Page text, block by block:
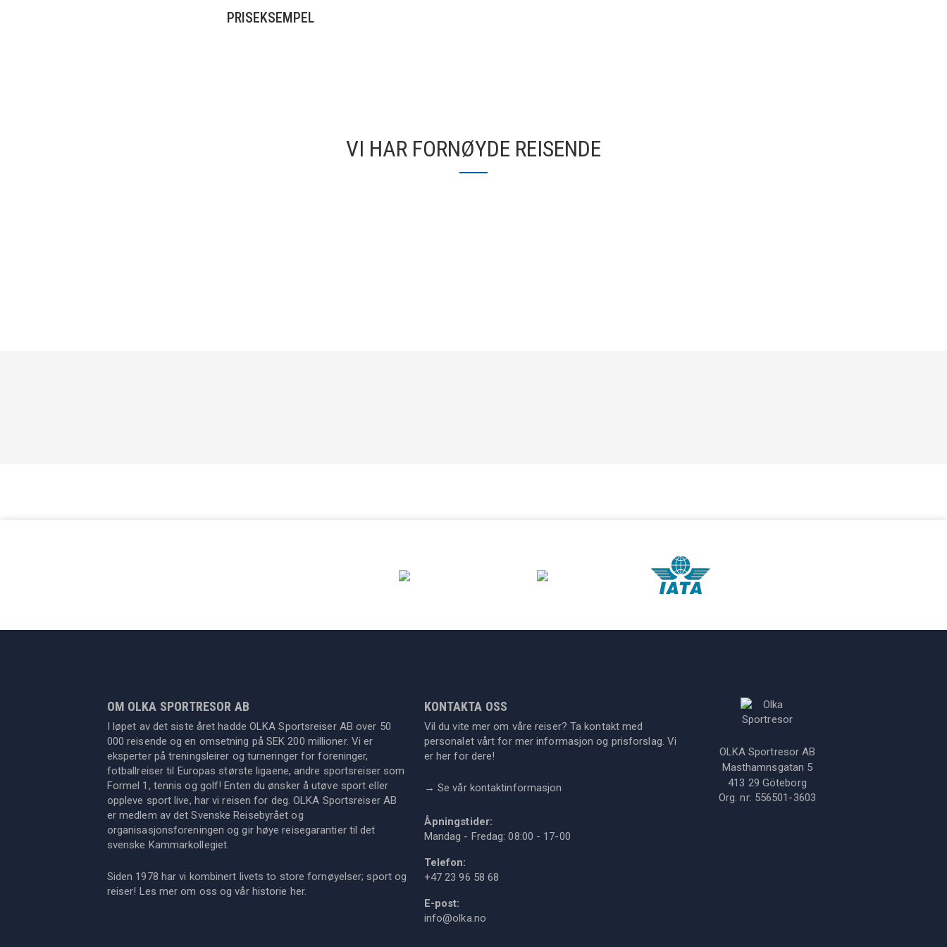
PRISEKSEMPEL
VI HAR FORNØYDE REISENDE
OM OLKA SPORTRESOR AB
I løpet av det siste året hadde OLKA Sportsreiser AB over 50
000 reisende og en omsetning på SEK 200 millioner. Vi er
eksperter på treningsleirer og turneringer for foreninger,
fotballreiser til Europas største ligaene, andre sportsreiser som
Formel 1, tennis og golf! Enten du ønsker å utøve sport eller
oppleve sport live, har vi reisen for deg. OLKA Sportsreiser AB
er medlem av det Svenske Reisebyrået og
organisasjonsforeningen og gir høye reisegarantier til det
svenske Kammarkollegiet.
Siden 1978 har vi kombinert livets to store fornøyelser; sport og
reiser! Les mer om oss og vår historie her.
KONTAKTA OSS
Vil du vite mer om våre reiser? Ta kontakt med
personalet vårt for mer informasjon og prisforslag. Vi
er her for dere!
→ Se vår kontaktinformasjon
Åpningstider:
Mandag - Fredag: 08:00 - 17-00
Telefon:
+47 23 96 58 68
E-post:
info@olka.no
OLKA Sportresor AB
Masthamnsgatan 5
413 29 Göteborg
Org. nr: 556501-3603